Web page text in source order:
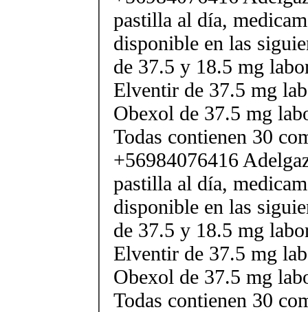
pastilla al día,
disponible en las
de 37.5 y 18.5 mg
Elventir de 37.5 mg
Obexol de 37.5 mg
Todas contienen 30
+56984076416
pastilla al día,
disponible en las
de 37.5 y 18.5 mg
Elventir de 37.5 mg
Obexol de 37.5 mg
Todas contienen 30